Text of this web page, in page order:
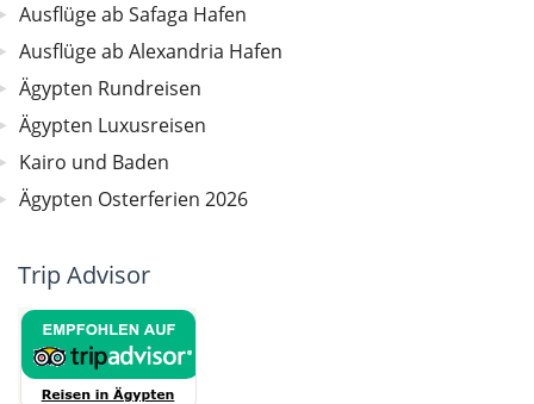
Ausflüge ab Safaga Hafen
Ausflüge ab Alexandria Hafen
Ägypten Rundreisen
Ägypten Luxusreisen
Kairo und Baden
Ägypten Osterferien 2026
Trip Advisor